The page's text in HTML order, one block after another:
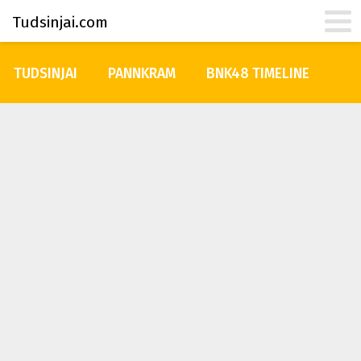
Tudsinjai.com
TUDSINJAI PANNKRAM BNK48 TIMELINE